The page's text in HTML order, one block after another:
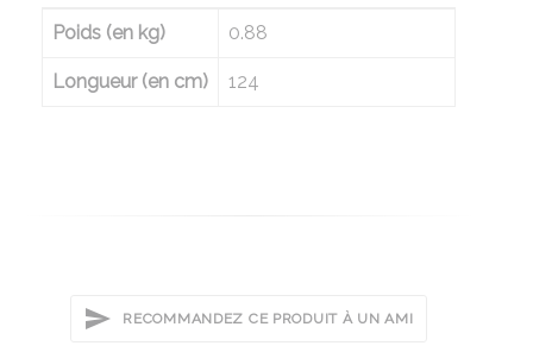
Poids (en kg) 0.88
Longueur (en cm) 124
RECOMMANDEZ CE PRODUIT À UN AMI